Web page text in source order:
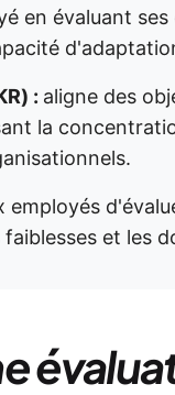
en évaluant
: aligne des
la
employés
et les